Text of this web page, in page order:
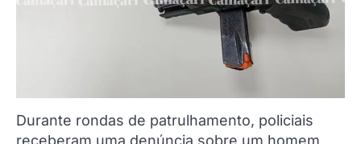
Durante rondas de patrulhamento, policiais
receberam uma denúncia sobre um homem